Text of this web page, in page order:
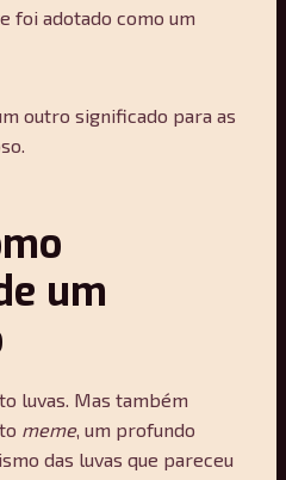
foi adotado como um
outro significado para as
um
luvas. Mas também
meme, um profundo
das luvas que pareceu